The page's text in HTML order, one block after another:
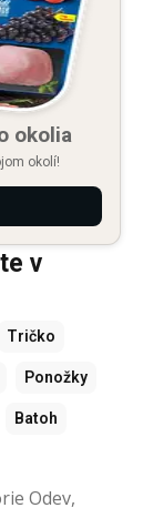
okolia
okolí!
v
Tričko
Ponožky
Batoh
Odev,